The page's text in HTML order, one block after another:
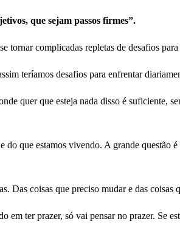
que sejam passos firmes”.
tornar complicadas repletas de desafios
teríamos desafios para enfrentar
quer que esteja nada disso é suficiente,
que estamos vivendo. A grande questão
Das coisas que preciso mudar e das coisas
ter prazer, só vai pensar no prazer. Se